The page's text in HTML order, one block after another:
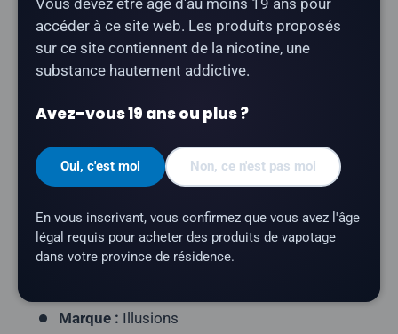
aux arômes de baies rouges, à la fois sucré et acidulé.
Profil aromatique :
fruits rouges, acidulé
Contenance du flacon :60 ml
Marque : Illusions
accéder à ce site web. Les produits proposés
sur ce site contiennent de la nicotine, une
substance hautement addictive.
Avez-vous 19 ans ou plus ?
Oui, c'est moi Non, ce n'est pas moi
En vous inscrivant, vous confirmez que vous avez l'âge
légal requis pour acheter des produits de vapotage
dans votre province de résidence.